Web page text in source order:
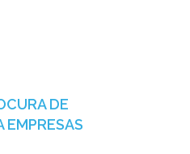
DE
EMPRESAS